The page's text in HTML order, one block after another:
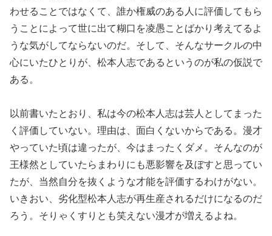
わせることではなくて、誰か権威のある人に評価してもら
うことによって世に出て糊口を凌愚ことばかり考えてるよ
うな気がしてならないのだ。そして、そんなサークルの中
心にいたひとりが、松本人志であるというのが私の仮説で
ある。
以前書いたとおり、私は今の松本人志は芸人としてまった
く評価していない。理由は、面白くないからである。漫才
やっていた頃は違ったが、今はまったくダメ。そんなのが
王様然としていたらまわりにも悪影響を及ぼすと思ってい
たが、当然自分を抜くような才能を評価するわけがない。
いきおい、劣化型松本人志が再生産されるだけになるのだ
ろう。そりゃくすりとも笑えない漫才が増えるよね。